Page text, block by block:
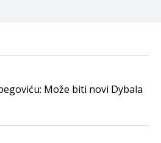
Može biti novi Dybala